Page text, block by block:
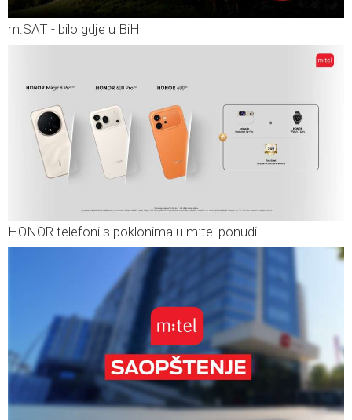
m:SAT - bilo gdje u BiH
HONOR telefoni s poklonima u m:tel ponudi